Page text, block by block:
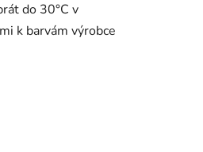
do 30°C v
k barvám výrobce